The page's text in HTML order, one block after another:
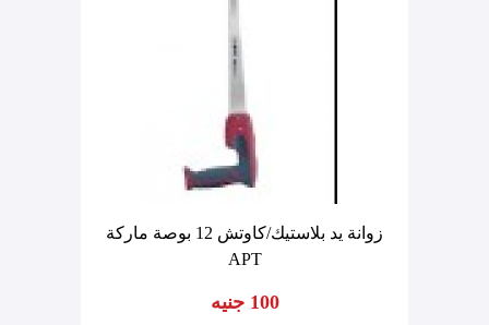
زوانة يد بلاستيك/كاوتش 12 بوصة ماركة
APT
100 جنيه